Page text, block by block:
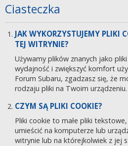
Ciasteczka
JAK WYKORZYSTUJEMY PLIKI
TEJ WITRYNIE?
Używamy plików znanych jako
wydajność i zwiększyć komfort
Forum Subaru, zgadzasz się, że
rodzaju pliki na Twoim urządzeniu.
CZYM SĄ PLIKI COOKIE?
Pliki cookie to małe pliki
umieścić na komputerze lub
witrynie lub na którejkolwiek z jej